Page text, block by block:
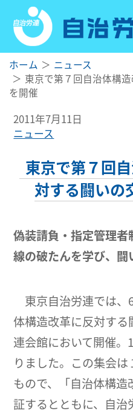
ホーム
ニュース
東京で第７回自治体構
を開催
2011年7月11日
ニュース
東京で第７回
対する闘いの
偽装請負・指定管理
線の破たんを学び、闘
東京自治労連では、
体構造改革に反対す
連会館において開催
りました。この集会
もので、「自治体構
証するとともに、自